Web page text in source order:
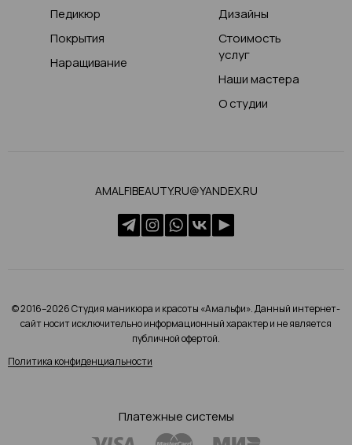
Педикюр
Покрытия
Наращивание
Дизайны
Стоимость
услуг
Наши мастера
О студии
AMALFIBEAUTY.RU@YANDEX.RU
© 2016–2026 Студия маникюра и красоты «Амальфи». Данный интернет-
сайт носит исключительно информационный характер и не является
публичной офертой.
Политика конфиденциальности
Платежные системы